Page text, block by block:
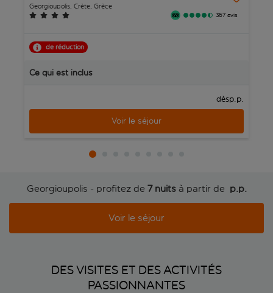
Georgioupolis, Crète, Grèce
367 avis
de réduction
Ce qui est inclus
dèsp.p.
Voir le séjour
Georgioupolis - profitez de 7 nuitsà partir de p.p.
Voir le séjour
DES VISITES ET DES ACTIVITÉS
PASSIONNANTES